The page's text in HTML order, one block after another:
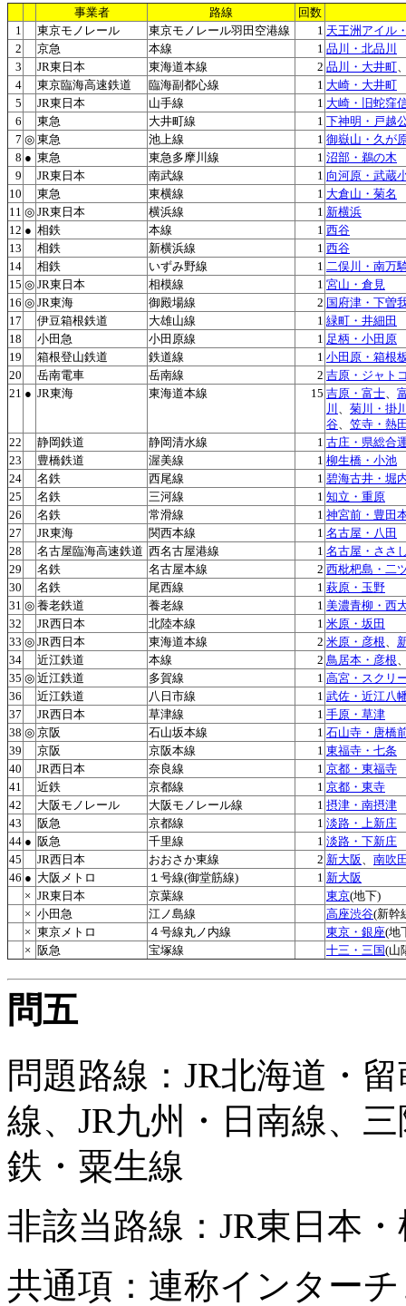
事業者 路線
回数
1
東京モノレール 東京モノレール羽田空港線 1 天王洲アイル
2
京急 本線 1 品川・北品川
3
JR東日本 東海道本線 2 品川・大井町
4
東京臨海高速鉄道 臨海副都心線 1 大崎・大井町
5
JR東日本 山手線 1 大崎・旧蛇窪
6
東急 大井町線 1 下神明・戸越
7 ◎ 東急 池上線 1 御嶽山・久が
8 ● 東急 東急多摩川線 1 沼部・鵜の木
9
JR東日本 南武線 1 向河原・武蔵
10
東急 東横線 1 大倉山・菊名
11 ◎ JR東日本 横浜線 1 新横浜
12 ● 相鉄 本線 1 西谷
13
相鉄 新横浜線 1 西谷
14
相鉄 いずみ野線 1 二俣川・南万
15 ◎ JR東日本 相模線 1 宮山・倉見
16 ◎ JR東海 御殿場線 2 国府津・下曽
17
伊豆箱根鉄道 大雄山線 1 緑町・井細田
18
小田急 小田原線 1 足柄・小田原
19
箱根登山鉄道 鉄道線 1 小田原・箱根
20
岳南電車 岳南線 2 吉原・ジャト
21 ● JR東海 東海道本線 15 吉原・富士、
川 、 菊川・掛
谷、 笠寺・熱
22
静岡鉄道 静岡清水線 1 古庄・県総合
23
豊橋鉄道 渥美線 1 柳生橋・小池
24
名鉄 西尾線 1 碧海古井・堀
25
名鉄 三河線 1 知立・重原
26
名鉄 常滑線 1 神宮前・豊田
27
JR東海 関西本線 1 名古屋・八田
28
名古屋臨海高速鉄道 西名古屋港線 1 名古屋・ささ
29
名鉄 名古屋本線 2 西枇杷島・二
30
名鉄 尾西線 1 萩原・玉野
31 ◎ 養老鉄道 養老線 1 美濃青柳・西
32
JR西日本 北陸本線 1 米原・坂田
33 ◎ JR西日本 東海道本線 2 米原・彦根、
34
近江鉄道 本線 2 鳥居本・彦根
35 ◎ 近江鉄道 多賀線 1 高宮・スクリ
36
近江鉄道 八日市線 1 武佐・近江八
37
JR西日本 草津線 1 手原・草津
38 ◎ 京阪 石山坂本線 1 石山寺・唐橋
39
京阪 京阪本線 1 東福寺・七条
40
JR西日本 奈良線 1 京都・東福寺
41
近鉄 京都線 1 京都・東寺
42
大阪モノレール 大阪モノレール線 1 摂津・南摂津
43
阪急 京都線 1 淡路・上新庄
44 ● 阪急 千里線 1 淡路・下新庄
45
JR西日本 おおさか東線 2 新大阪、 南吹
46 ● 大阪メトロ １号線(御堂筋線) 1 新大阪
× JR東日本 京葉線 東京(地下)
× 小田急 江ノ島線 高座渋谷(新幹
× 東京メトロ ４号線丸ノ内線 東京・銀座(地
× 阪急 宝塚線 十三・三国(山
問五
問題路線：JR北海道・
線、JR九州・日南線、
鉄・粟生線
非該当路線：JR東日本
共通項：連称インター